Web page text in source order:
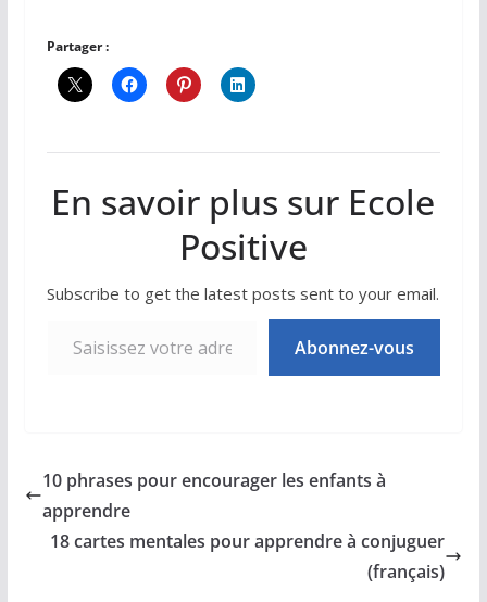
Partager :
En savoir plus sur Ecole
Positive
Subscribe to get the latest posts sent to your email.
Abonnez-vous
10 phrases pour encourager les enfants à
apprendre
18 cartes mentales pour apprendre à conjuguer
(français)